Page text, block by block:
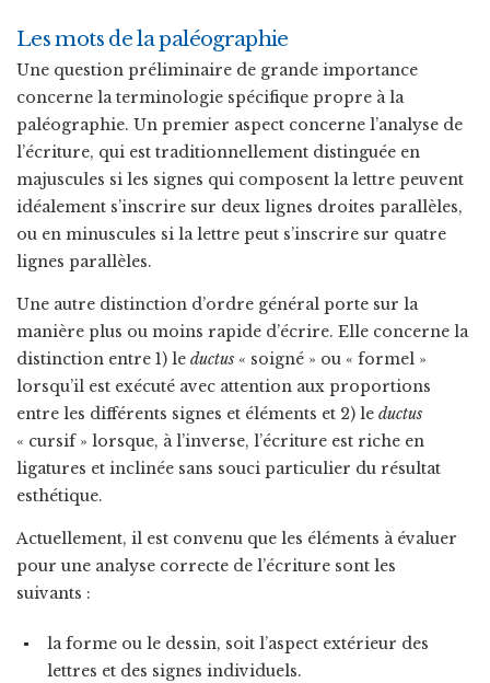
Les mots de la paléographie
Une question préliminaire de grande importance
concerne la terminologie spécifique propre à la
paléographie. Un premier aspect concerne l’analyse de
l’écriture, qui est traditionnellement distinguée en
majuscules si les signes qui composent la lettre peuvent
idéalement s’inscrire sur deux lignes droites parallèles,
ou en minuscules si la lettre peut s’inscrire sur quatre
lignes parallèles.
Une autre distinction d’ordre général porte sur la
manière plus ou moins rapide d’écrire. Elle concerne la
distinction entre 1) le ductus « soigné » ou « formel »
lorsqu’il est exécuté avec attention aux proportions
entre les différents signes et éléments et 2) le ductus
« cursif » lorsque, à l’inverse, l’écriture est riche en
ligatures et inclinée sans souci particulier du résultat
esthétique.
Actuellement, il est convenu que les éléments à évaluer
pour une analyse correcte de l’écriture sont les
suivants :
la forme ou le dessin, soit l’aspect extérieur des
lettres et des signes individuels.